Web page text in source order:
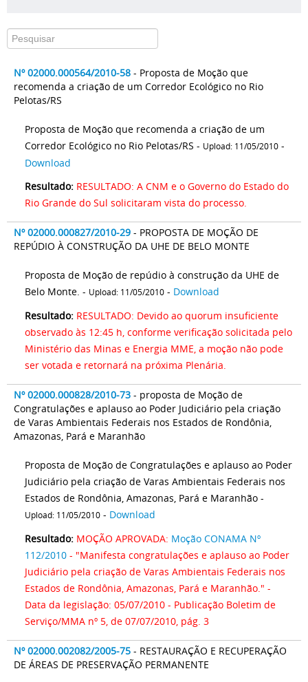
Nº 02000.000564/2010-58 - Proposta de Moção que
recomenda a criação de um Corredor Ecológico no Rio
Pelotas/RS
Proposta de Moção que recomenda a criação de um
Corredor Ecológico no Rio Pelotas/RS - Upload: 11/05/2010 -
Download
Resultado: RESULTADO: A CNM e o Governo do Estado do
Rio Grande do Sul solicitaram vista do processo.
Nº 02000.000827/2010-29 - PROPOSTA DE MOÇÃO DE
REPÚDIO À CONSTRUÇÃO DA UHE DE BELO MONTE
Proposta de Moção de repúdio à construção da UHE de
Belo Monte. - Upload: 11/05/2010 - Download
Resultado: RESULTADO: Devido ao quorum insuficiente
observado às 12:45 h, conforme verificação solicitada pelo
Ministério das Minas e Energia MME, a moção não pode
ser votada e retornará na próxima Plenária.
Nº 02000.000828/2010-73 - proposta de Moção de
Congratulações e aplauso ao Poder Judiciário pela criação
de Varas Ambientais Federais nos Estados de Rondônia,
Amazonas, Pará e Maranhão
Proposta de Moção de Congratulações e aplauso ao Poder
Judiciário pela criação de Varas Ambientais Federais nos
Estados de Rondônia, Amazonas, Pará e Maranhão -
Upload: 11/05/2010 - Download
Resultado: MOÇÃO APROVADA: Moção CONAMA Nº
112/2010 - "Manifesta congratulações e aplauso ao Poder
Judiciário pela criação de Varas Ambientais Federais nos
Estados de Rondônia, Amazonas, Pará e Maranhão." -
Data da legislação: 05/07/2010 - Publicação Boletim de
Serviço/MMA nº 5, de 07/07/2010, pág. 3
Nº 02000.002082/2005-75 - RESTAURAÇÃO E RECUPERAÇÃO
DE ÁREAS DE PRESERVAÇÃO PERMANENTE